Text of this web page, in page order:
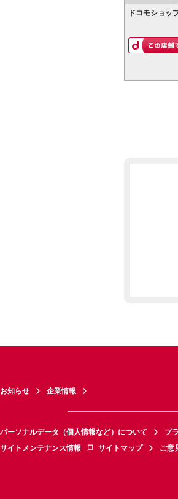
ドコモショッ
お知らせ 企業情報
パーソナルデータ（個人情報など）について プ
サイトメンテナンス情報
サイトマップ ご意